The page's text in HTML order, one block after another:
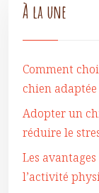
À la une
Comment
chien
Adopter un
réduire le
Les
l’activité